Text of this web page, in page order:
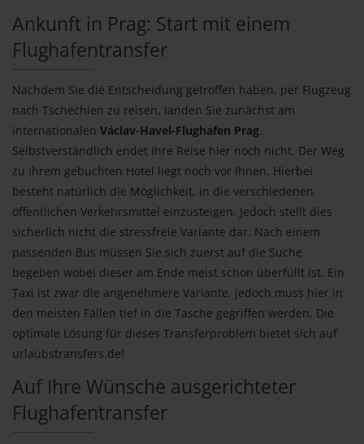
Ankunft in Prag: Start mit einem
Flughafentransfer
Nachdem Sie die Entscheidung getroffen haben, per Flugzeug
nach Tschechien zu reisen, landen Sie zunächst am
internationalen Václav-Havel-Flughafen Prag.
Selbstverständlich endet Ihre Reise hier noch nicht. Der Weg
zu Ihrem gebuchten Hotel liegt noch vor Ihnen. Hierbei
besteht natürlich die Möglichkeit, in die verschiedenen
öffentlichen Verkehrsmittel einzusteigen. Jedoch stellt dies
sicherlich nicht die stressfreie Variante dar. Nach einem
passenden Bus müssen Sie sich zuerst auf die Suche
begeben wobei dieser am Ende meist schon überfüllt ist. Ein
Taxi ist zwar die angenehmere Variante, jedoch muss hier in
den meisten Fällen tief in die Tasche gegriffen werden. Die
optimale Lösung für dieses Transferproblem bietet sich auf
urlaubstransfers.de!
Auf Ihre Wünsche ausgerichteter
Flughafentransfer